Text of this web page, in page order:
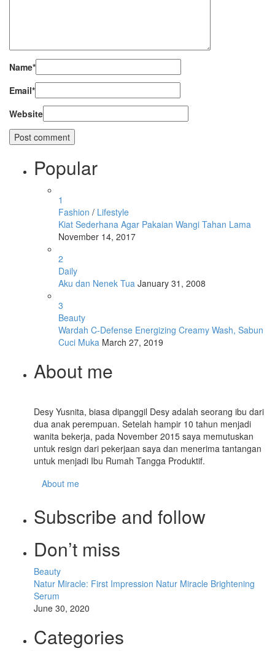
Name*
Email*
Website
Popular
1
Fashion / Lifestyle
Kiat Sederhana Agar Pakaian Wangi Tahan Lama
November 14, 2017
2
Daily
Aku dan Nenek Tua January 31, 2008
3
Beauty
Wardah C-Defense Energizing Creamy Wash, Sabun
Cuci Muka March 27, 2019
About me
Desy Yusnita, biasa dipanggil Desy adalah seorang ibu dari
dua anak perempuan. Setelah hampir 10 tahun menjadi
wanita bekerja, pada November 2015 saya memutuskan
untuk resign dari pekerjaan saya dan menerima tantangan
untuk menjadi Ibu Rumah Tangga Produktif.
About me
Subscribe and follow
Don’t miss
Beauty
Natur Miracle: First Impression Natur Miracle Brightening
Serum
June 30, 2020
Categories